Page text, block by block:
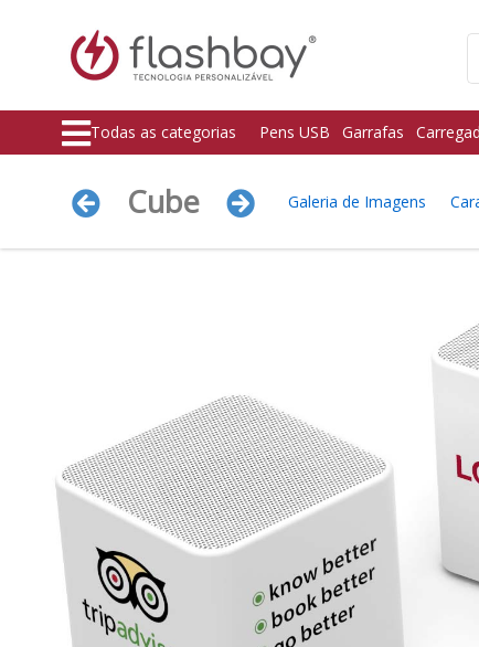
Todas as categorias Pens USB Garrafas
Cube Galeria de Imagens